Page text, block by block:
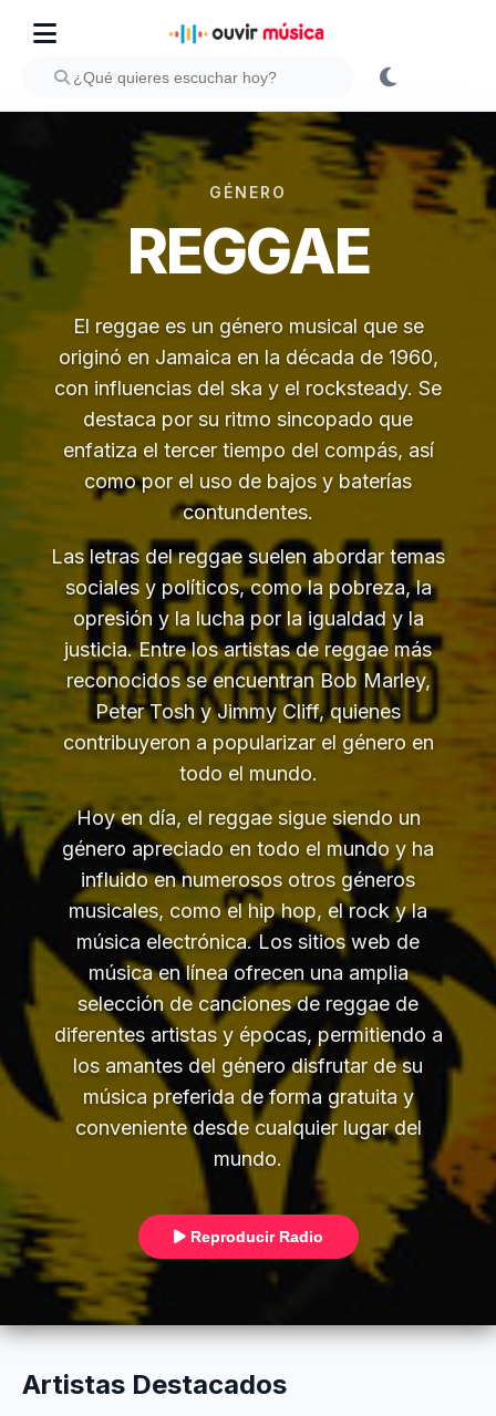
GÉNERO
REGGAE
El reggae es un género musical que se
originó en Jamaica en la década de 1960,
con influencias del ska y el rocksteady. Se
destaca por su ritmo sincopado que
enfatiza el tercer tiempo del compás, así
como por el uso de bajos y baterías
contundentes.
Las letras del reggae suelen abordar temas
sociales y políticos, como la pobreza, la
opresión y la lucha por la igualdad y la
justicia. Entre los artistas de reggae más
reconocidos se encuentran Bob Marley,
Peter Tosh y Jimmy Cliff, quienes
contribuyeron a popularizar el género en
todo el mundo.
Hoy en día, el reggae sigue siendo un
género apreciado en todo el mundo y ha
influido en numerosos otros géneros
musicales, como el hip hop, el rock y la
música electrónica. Los sitios web de
música en línea ofrecen una amplia
selección de canciones de reggae de
diferentes artistas y épocas, permitiendo a
los amantes del género disfrutar de su
música preferida de forma gratuita y
conveniente desde cualquier lugar del
mundo.
Reproducir Radio
Artistas Destacados